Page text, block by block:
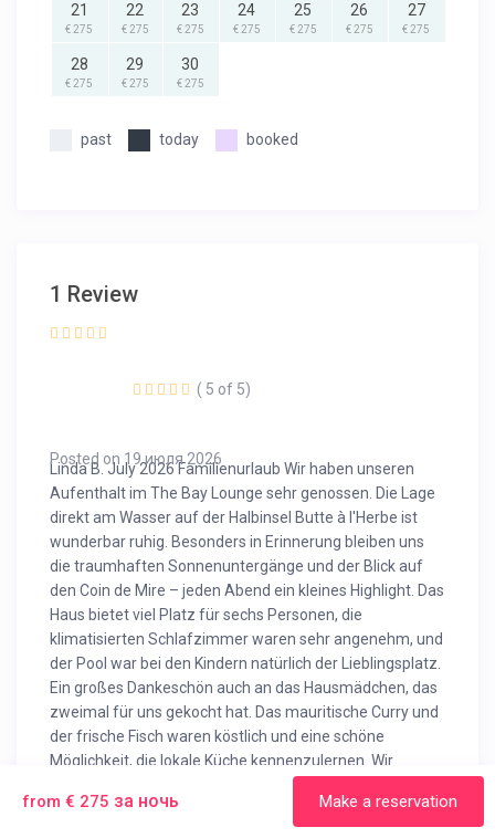
21
€ 275
22
€ 275
23
€ 275
24
€ 275
25
€ 275
26
€ 275
27
€ 275
28
€ 275
29
€ 275
30
€ 275
past today booked
1 Review
Posted on 19 июля 2026
( 5 of 5)
Linda B. July 2026 Familienurlaub Wir haben unseren
Aufenthalt im The Bay Lounge sehr genossen. Die Lage
direkt am Wasser auf der Halbinsel Butte à l'Herbe ist
wunderbar ruhig. Besonders in Erinnerung bleiben uns
die traumhaften Sonnenuntergänge und der Blick auf
den Coin de Mire – jeden Abend ein kleines Highlight. Das
Haus bietet viel Platz für sechs Personen, die
klimatisierten Schlafzimmer waren sehr angenehm, und
der Pool war bei den Kindern natürlich der Lieblingsplatz.
Ein großes Dankeschön auch an das Hausmädchen, das
zweimal für uns gekocht hat. Das mauritische Curry und
der frische Fisch waren köstlich und eine schöne
Möglichkeit, die lokale Küche kennenzulernen. Wir
würden jederzeit wiederkommen und können die
Unterkunft allen empfehlen, die einen entspannten
from € 275 за ночь Make a reservation